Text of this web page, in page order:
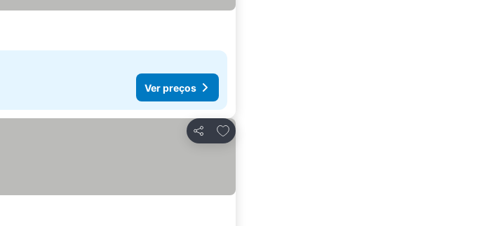
Ver preços
Partilhar
Adicionar aos favoritos